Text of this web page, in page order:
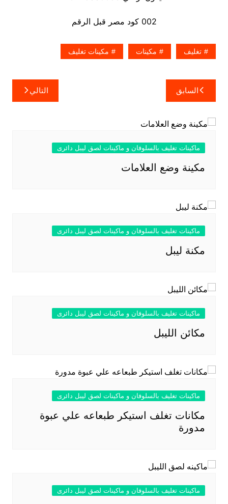
002 كود مصر قبل الرقم
تغليف مكينات مكينات تغليف
تصفّح
المقالات
السابق التالي
ماكينات تغليف بالسلوفان و ماكينات لصق ليبل دائرى
مكينة وضع العلامات
ماكينات تغليف بالسلوفان و ماكينات لصق ليبل دائرى
مكنة ليبل
ماكينات تغليف بالسلوفان و ماكينات لصق ليبل دائرى
مكائن الليبل
ماكينات تغليف بالسلوفان و ماكينات لصق ليبل دائرى
مكانات تغلف استيكر طبعاعه علي عبوة
مدورة
ماكينات تغليف بالسلوفان و ماكينات لصق ليبل دائرى